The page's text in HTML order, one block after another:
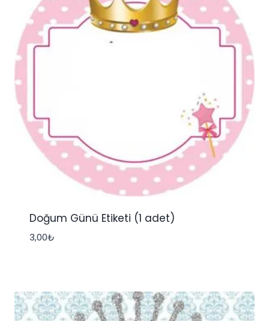
Doğum Günü Etiketi (1 adet)
3,00₺